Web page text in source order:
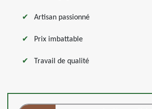
Artisan passionné
Prix imbattable
Travail de qualité